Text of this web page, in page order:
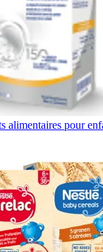
alimentaires pour